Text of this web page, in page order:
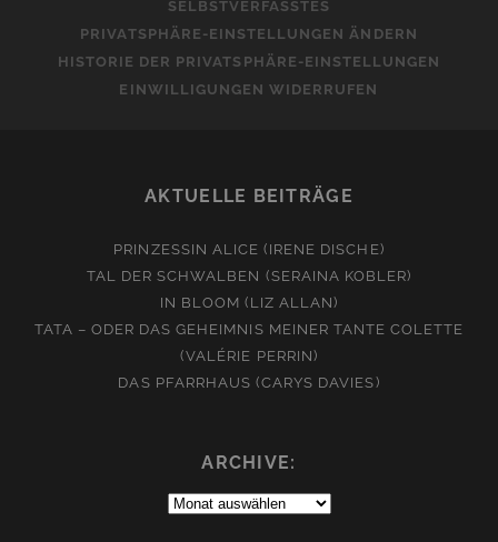
SELBSTVERFASSTES
PRIVATSPHÄRE-EINSTELLUNGEN ÄNDERN
HISTORIE DER PRIVATSPHÄRE-EINSTELLUNGEN
EINWILLIGUNGEN WIDERRUFEN
AKTUELLE BEITRÄGE
PRINZESSIN ALICE (IRENE DISCHE)
TAL DER SCHWALBEN (SERAINA KOBLER)
IN BLOOM (LIZ ALLAN)
TATA – ODER DAS GEHEIMNIS MEINER TANTE COLETTE
(VALÉRIE PERRIN)
DAS PFARRHAUS (CARYS DAVIES)
ARCHIVE:
Archive: